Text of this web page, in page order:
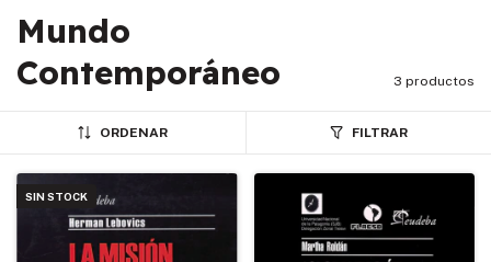
Mundo
Contemporáneo
3 productos
ORDENAR FILTRAR
SIN STOCK